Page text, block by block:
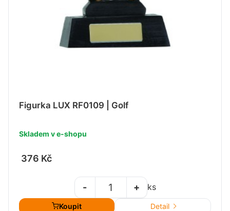
Figurka LUX RF0109 | Golf
Skladem v e-shopu
376 Kč
+
- ks
Koupit Detail